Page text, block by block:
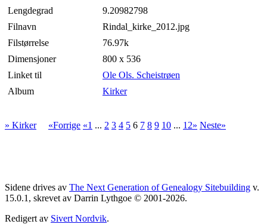
Lengdegrad
9.20982798
Filnavn
Rindal_kirke_2012.jpg
Filstørrelse
76.97k
Dimensjoner
800 x 536
Linket til
Ole Ols. Scheistrøen
Album
Kirker
» Kirker «Forrige «1 ... 2 3 4 5 6 7 8 9 10 ... 12» Neste»
Sidene drives av The Next Generation of Genealogy Sitebuilding v.
15.0.1, skrevet av Darrin Lythgoe © 2001-2026.
Redigert av Sivert Nordvik.